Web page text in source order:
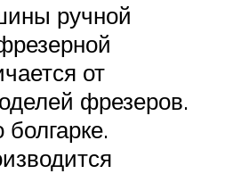
ручной
от
фрезеров.